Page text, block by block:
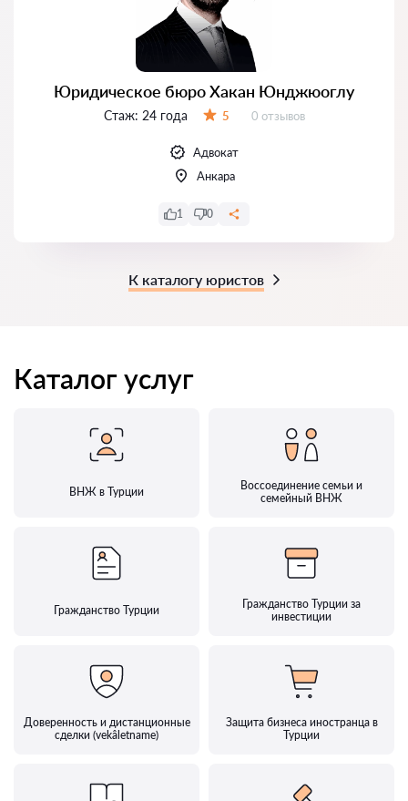
Юридическое бюро Хакан Юнджюоглу
Стаж: 24 года 5 Отзывов:
0 отзывов
Адвокат
Анкара
1 0
К каталогу юристов
Каталог услуг
ВНЖ в Турции
Воссоединение семьи и
семейный ВНЖ
Гражданство Турции
Гражданство Турции за
инвестиции
Доверенность и дистанционные
сделки (vekâletname)
Защита бизнеса иностранца в
Турции